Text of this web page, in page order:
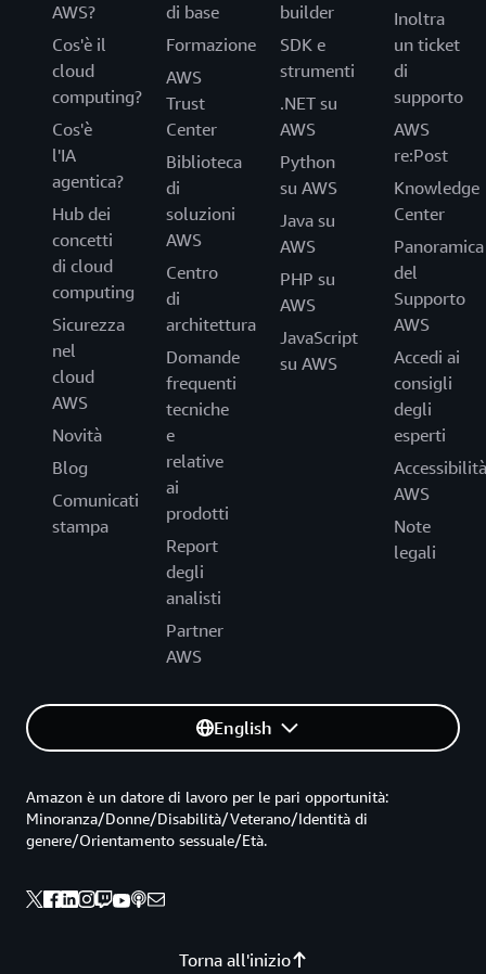
AWS?
Cos'è il
cloud
computing?
Cos'è
l'IA
agentica?
Hub dei
concetti
di cloud
computing
Sicurezza
nel
cloud
AWS
Novità
Blog
Comunicati
stampa
di base
Formazione
AWS
Trust
Center
Biblioteca
di
soluzioni
AWS
Centro
di
architettura
Domande
frequenti
tecniche
e
relative
ai
prodotti
Report
degli
analisti
Partner
AWS
builder
SDK e
strumenti
.NET su
AWS
Python
su AWS
Java su
AWS
PHP su
AWS
JavaScript
su AWS
Inoltra
un ticket
di
supporto
AWS
re:Post
Knowledge
Center
Panoramica
del
Supporto
AWS
Accedi ai
consigli
degli
esperti
Accessibilità
AWS
Note
legali
English
Torna all'inizio
Amazon è un datore di lavoro per le pari opportunità:
Minoranza/Donne/Disabilità/Veterano/Identità di
genere/Orientamento sessuale/Età.